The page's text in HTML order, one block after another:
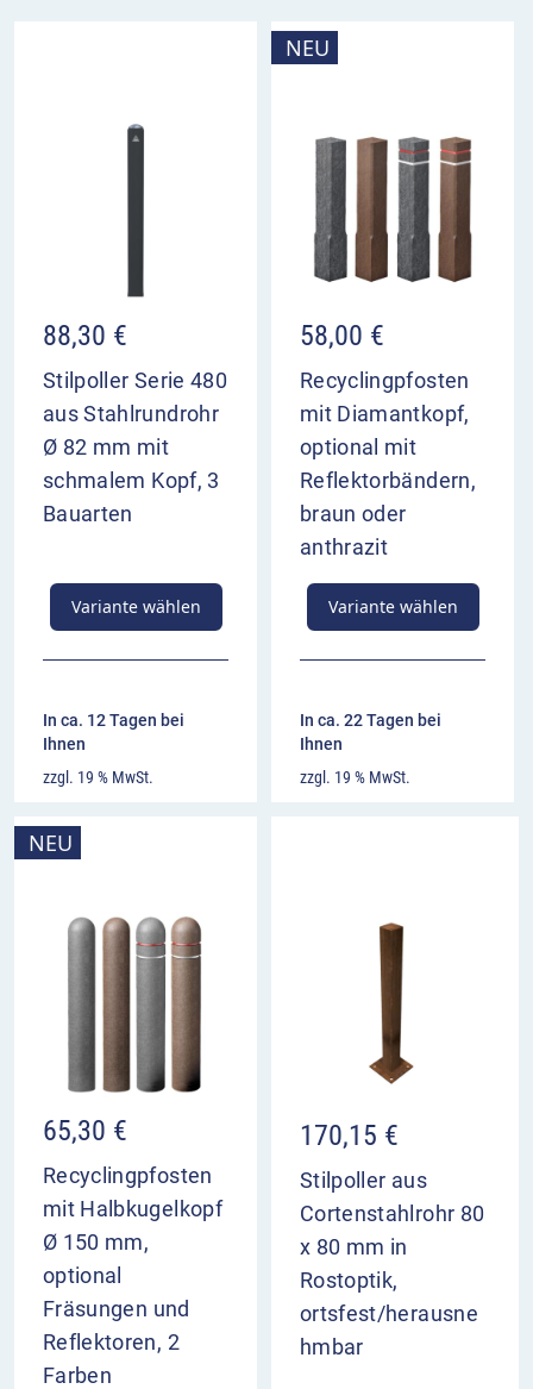
88,30 €
Stilpoller Serie 480
aus Stahlrundrohr
Ø 82 mm mit
schmalem Kopf, 3
Bauarten
Variante wählen
In ca. 12 Tagen bei
Ihnen
zzgl. 19 % MwSt.
NEU
58,00 €
Recyclingpfosten
mit Diamantkopf,
optional mit
Reflektorbändern,
braun oder
anthrazit
Variante wählen
In ca. 22 Tagen bei
Ihnen
zzgl. 19 % MwSt.
NEU
65,30 €
Recyclingpfosten
mit Halbkugelkopf
Ø 150 mm,
optional
Fräsungen und
Reflektoren, 2
Farben
170,15 €
Stilpoller aus
Cortenstahlrohr 80
x 80 mm in
Rostoptik,
ortsfest/herausne
hmbar